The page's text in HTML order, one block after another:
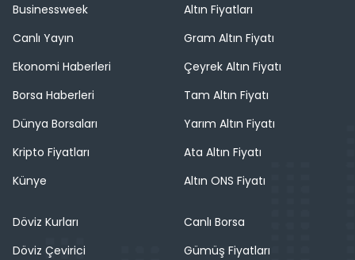
Businessweek
Canlı Yayın
Ekonomi Haberleri
Borsa Haberleri
Dünya Borsaları
Kripto Fiyatları
Künye
Altın Fiyatları
Gram Altın Fiyatı
Çeyrek Altın Fiyatı
Tam Altın Fiyatı
Yarım Altın Fiyatı
Ata Altın Fiyatı
Altın ONS Fiyatı
Döviz Kurları
Döviz Çevirici
Canlı Borsa
Gümüş Fiyatları